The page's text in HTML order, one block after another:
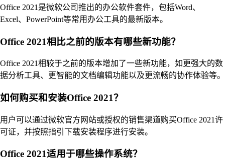
Office 2021是微软公司推出的办公软件套件，包括Word、
Excel、PowerPoint等常用办公工具的最新版本。
Office 2021相比之前的版本有哪些新功能？
Office 2021相较于之前的版本增加了一些新功能，如更强大的数
据分析工具、更智能的文档编辑功能以及更流畅的协作体验等。
如何购买和安装Office 2021？
用户可以通过微软官方网站或授权的销售渠道购买Office 2021许
可证，并按照指引下载安装程序进行安装。
Office 2021适用于哪些操作系统？